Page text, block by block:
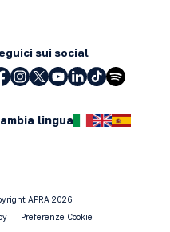
sui social
lingua
APRA 2026
Preferenze Cookie